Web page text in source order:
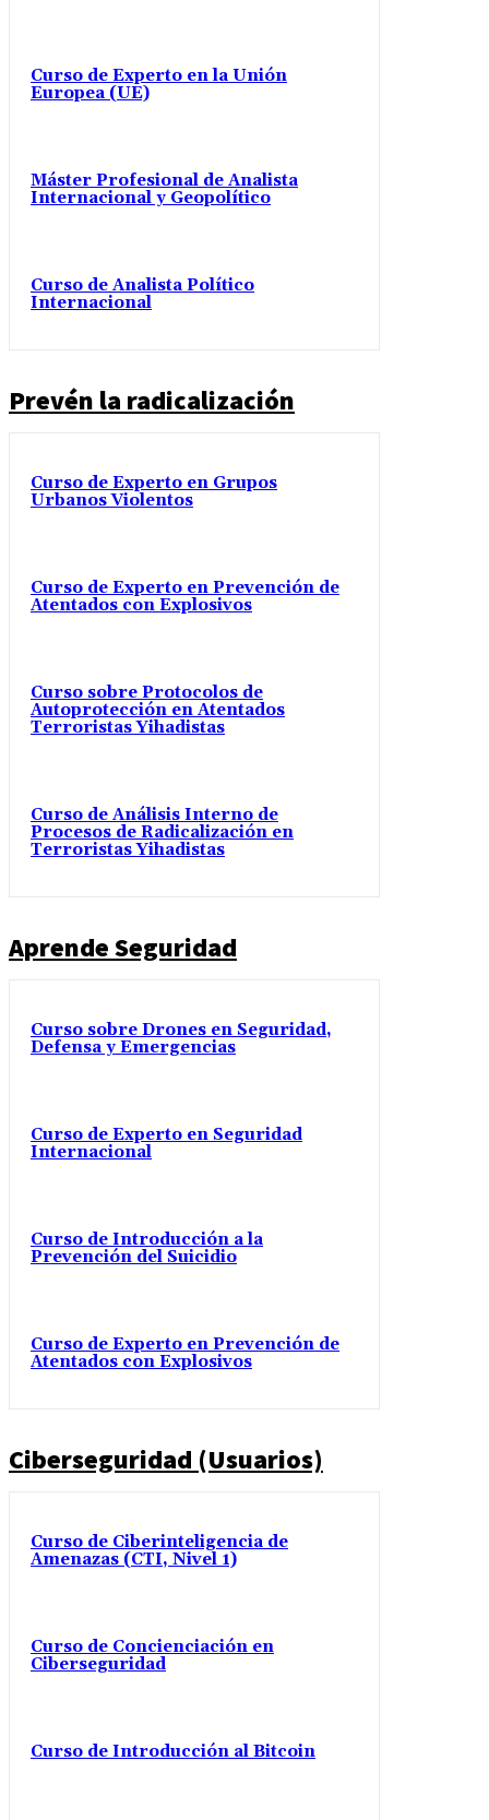
Curso de Experto en la Unión
Europea (UE)
Máster Profesional de Analista
Internacional y Geopolítico
Curso de Analista Político
Internacional
Prevén la radicalización
Curso de Experto en Grupos
Urbanos Violentos
Curso de Experto en Prevención de
Atentados con Explosivos
Curso sobre Protocolos de
Autoprotección en Atentados
Terroristas Yihadistas
Curso de Análisis Interno de
Procesos de Radicalización en
Terroristas Yihadistas
Aprende Seguridad
Curso sobre Drones en Seguridad,
Defensa y Emergencias
Curso de Experto en Seguridad
Internacional
Curso de Introducción a la
Prevención del Suicidio
Curso de Experto en Prevención de
Atentados con Explosivos
Ciberseguridad (Usuarios)
Curso de Ciberinteligencia de
Amenazas (CTI, Nivel 1)
Curso de Concienciación en
Ciberseguridad
Curso de Introducción al Bitcoin